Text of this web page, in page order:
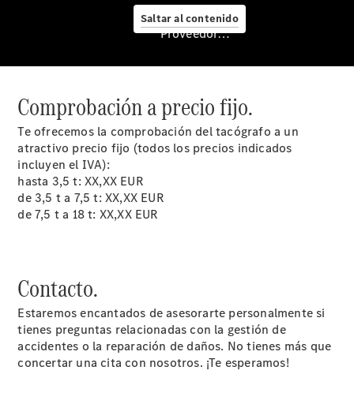
Saltar al contenido
posventa y
Mercedes
Me
Reparación y
mantenimiento
Proveedor/Protección de datos
Comprobación a precio fijo.
Te ofrecemos la comprobación del tacógrafo a un
atractivo precio fijo (todos los precios indicados
incluyen el IVA):
hasta 3,5 t: XX,XX EUR
de 3,5 t a 7,5 t: XX,XX EUR
de 7,5 t a 18 t: XX,XX EUR
Contacto.
Estaremos encantados de asesorarte personalmente si
tienes preguntas relacionadas con la gestión de
accidentes o la reparación de daños. No tienes más que
concertar una cita con nosotros. ¡Te esperamos!